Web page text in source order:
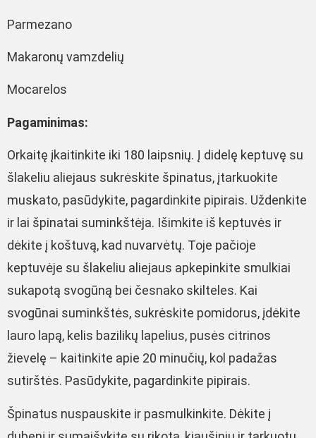
Parmezano
Makaronų vamzdelių
Mocarelos
Pagaminimas:
Orkaitę įkaitinkite iki 180 laipsnių. Į didelę keptuvę su
šlakeliu aliejaus sukrėskite špinatus, įtarkuokite
muskato, pasūdykite, pagardinkite pipirais. Uždenkite
ir lai špinatai suminkštėja. Išimkite iš keptuvės ir
dėkite į koštuvą, kad nuvarvėtų. Toje pačioje
keptuvėje su šlakeliu aliejaus apkepinkite smulkiai
sukapotą svogūną bei česnako skilteles. Kai
svogūnai suminkštės, sukrėskite pomidorus, įdėkite
lauro lapą, kelis bazilikų lapelius, pusės citrinos
žievelę – kaitinkite apie 20 minučių, kol padažas
sutirštės. Pasūdykite, pagardinkite pipirais.
Špinatus nuspauskite ir pasmulkinkite. Dėkite į